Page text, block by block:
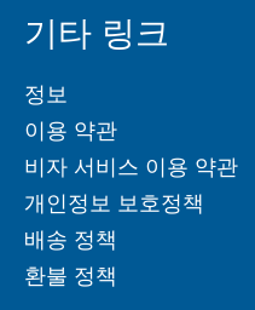
기타 링크
정보
이용 약관
비자 서비스 이용 약관
개인정보 보호정책
배송 정책
환불 정책